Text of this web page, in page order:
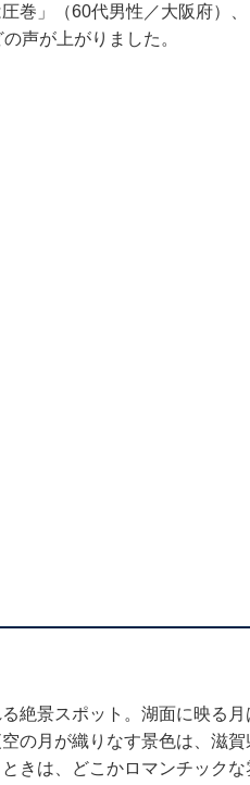
巻」（60代男性／大阪府）
声が上がりました。
絶景スポット。湖面に映る月
の月が織りなす景色は、滋賀
きは、どこかロマンチック